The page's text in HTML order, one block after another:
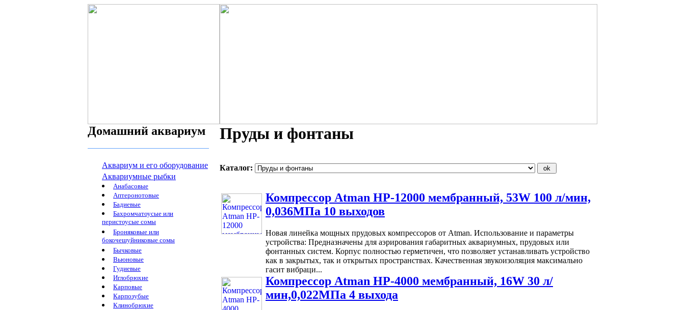
Домашний аквариум
Аквариум и его оборудование
Аквариумные рыбки
Анабасовые
Аптеронотовые
Бадиевые
Бахромчатоусые или
перистоусые сомы
Броняковые или
бокочешуйниковые сомы
Бычковые
Вьюновые
Гудиевые
Иглобрюхие
Карповые
Карпозубые
Клинобрюхие
Пруды и фонтаны
Каталог:
Компрессор Atman HP-12000 мембранный, 53W 100 л/мин,
0,036МПа 10 выходов
Новая линейка мощных прудовых компрессоров от Atman. Использование и параметры
устройства: Предназначены для аэрирования габаритных аквариумных, прудовых или
фонтанных систем. Корпус полностью герметичен, что позволяет устанавливать устройство
как в закрытых, так и открытых пространствах. Качественная звукоизоляция максимально
гасит вибраци...
Компрессор Atman HP-4000 мембранный, 16W 30 л/
мин,0,022МПа 4 выхода